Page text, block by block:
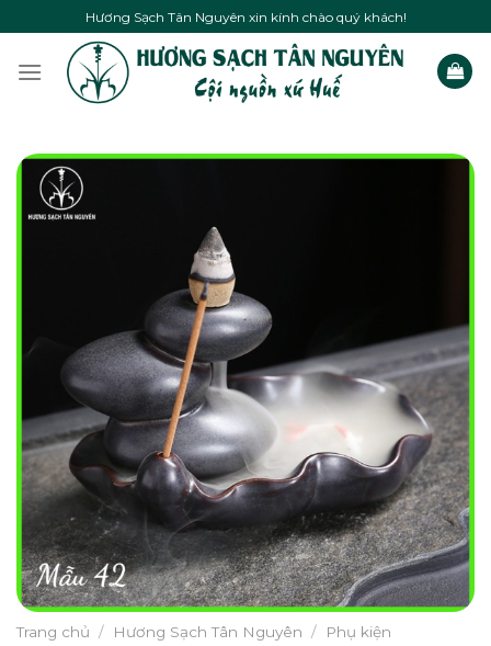
to
content
Hương Sạch Tân Nguyên xin kính chào quý khách!
Trang chủ / Hương Sạch Tân Nguyên / Phụ kiện